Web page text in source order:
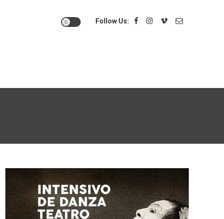
Follow Us: